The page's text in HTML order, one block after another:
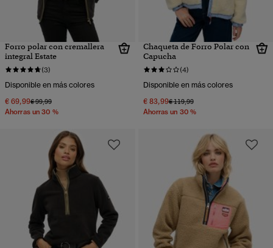
Forro polar con cremallera
integral Estate
(3)
Disponible en más colores
€ 69,99Precio rebajado de
€ 99,99a
Ahorras un 30 %
Chaqueta de Forro Polar con
Capucha
(4)
Disponible en más colores
€ 83,99Precio rebajado de
€ 119,99a
Ahorras un 30 %